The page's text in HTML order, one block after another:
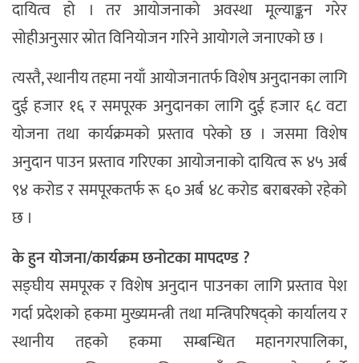
दायित्व हो । तर आयोजनाको अवस्था मूल्याङ्कन गरेर
सोहीअनुसार स्रोत विनियोजन गरिने आयोगले जनाएको छ ।
त्यस्तै, स्थानीय तहमा नयाँ आयोजनातर्फ विशेष अनुदानका लागि
दुई हजार १६ र समपूरक अनुदानका लागि दुई हजार ६८ वटा
योजना तथा कार्यक्रमको प्रस्ताव परेको छ । जसमा विशेष
अनुदान पाउन प्रस्ताव गरिएका आयोजनाको दायित्व रू ४५ अर्ब
९४ करोड र समपूरकतर्फ रू ६० अर्ब ४८ करोड बराबरको रहेको
छ ।
के हुन योजना/कार्यक्रम छनोटका मापदण्ड ?
सङ्घीय समपूरक र विशेष अनुदान पाउनका लागि प्रस्ताव पेश
गर्दा प्रदेशको हकमा मुख्यमन्त्री तथा मन्त्रिपरिषद्को कार्यालय र
स्थानीय तहको हकमा सम्बन्धित महानगरपालिका,